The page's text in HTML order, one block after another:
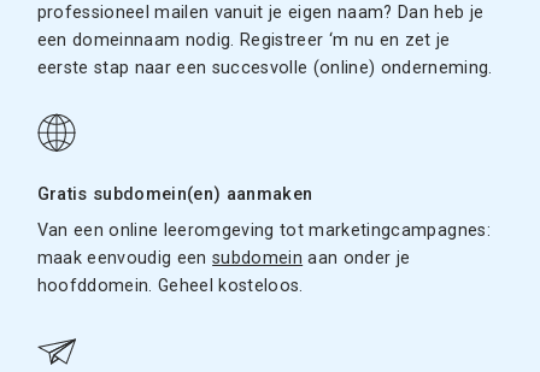
professioneel mailen vanuit je eigen naam? Dan heb je
een domeinnaam nodig. Registreer ‘m nu en zet je
eerste stap naar een succesvolle (online) onderneming.
Gratis subdomein(en) aanmaken
Van een online leeromgeving tot marketingcampagnes:
maak eenvoudig eensubdomein aan onder je
hoofddomein. Geheel kosteloos.